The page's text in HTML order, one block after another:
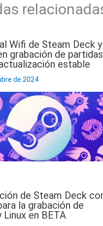
Wifi de Steam Deck y
grabación de
estable
de 2024
de Steam Deck
la grabación de
Linux en BETA